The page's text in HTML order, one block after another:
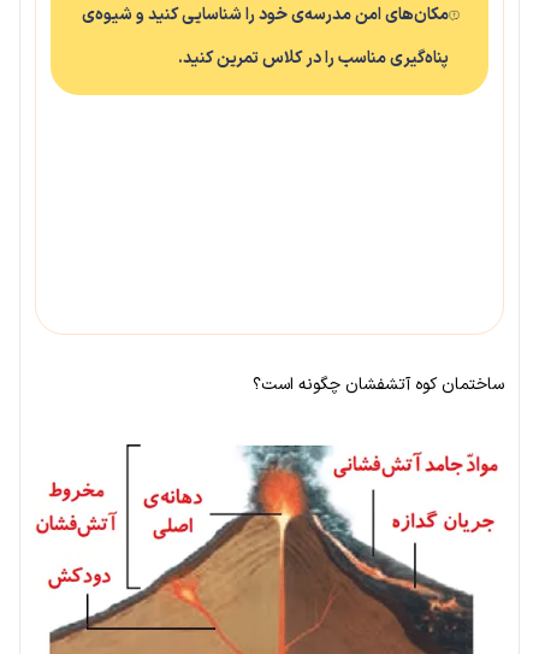
مکان‌های امن مدرسه‌ی خود را شناسایی کنید و شیوه‌ی
پناه‌گیری مناسب را در کلاس تمرین کنید.
ساختمان کوه آتشفشان چگونه است؟